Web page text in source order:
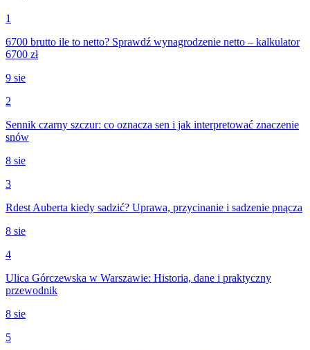
1
6700 brutto ile to netto? Sprawdź wynagrodzenie netto – kalkulator
6700 zł
9 sie
2
Sennik czarny szczur: co oznacza sen i jak interpretować znaczenie
snów
8 sie
3
Rdest Auberta kiedy sadzić? Uprawa, przycinanie i sadzenie pnącza
8 sie
4
Ulica Górczewska w Warszawie: Historia, dane i praktyczny
przewodnik
8 sie
5